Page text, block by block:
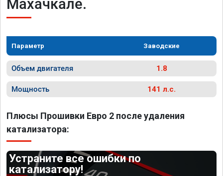
Махачкале.
Параметр Заводские
Объем двигателя 1.8
Мощность 141 л.с.
Плюсы Прошивки Евро 2 после удаления
катализатора:
Устраните все ошибки по
катализатору!